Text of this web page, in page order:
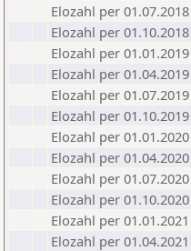
Elozahl per 01.07.2018
Elozahl per 01.10.2018
Elozahl per 01.01.2019
Elozahl per 01.04.2019
Elozahl per 01.07.2019
Elozahl per 01.10.2019
Elozahl per 01.01.2020
Elozahl per 01.04.2020
Elozahl per 01.07.2020
Elozahl per 01.10.2020
Elozahl per 01.01.2021
Elozahl per 01.04.2021